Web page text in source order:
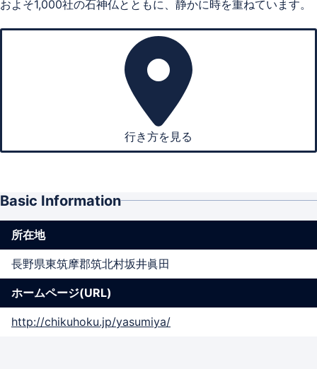
およそ1,000社の石神仏とともに、静かに時を重ねています。
行き方を見る
Basic Information
所在地
長野県東筑摩郡筑北村坂井眞田
ホームページ(URL)
http://chikuhoku.jp/yasumiya/